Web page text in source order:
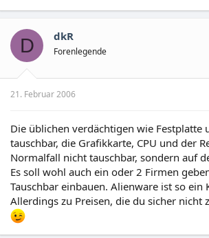
D dkR
Forenlegende
21. Februar 2006
Die üblichen verdächtigen wie Festplatte
tauschbar, die Grafikkarte, CPU und der
Normalfall nicht tauschbar, sondern auf
Es soll wohl auch ein oder 2 Firmen
Tauschbar einbauen. Alienware ist so ein
Allerdings zu Preisen, die du sicher nicht